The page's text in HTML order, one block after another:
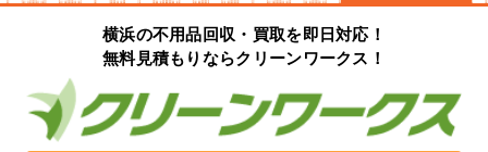
横浜の不用品回収・買取を即日対応！
無料見積もりならクリーンワークス！